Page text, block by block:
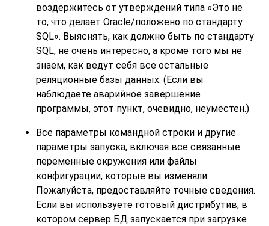
воздержитесь от утверждений типа «Это не
то, что делает Oracle/положено по стандарту
SQL». Выяснять, как должно быть по стандарту
SQL, не очень интересно, а кроме того мы не
знаем, как ведут себя все остальные
реляционные базы данных. (Если вы
наблюдаете аварийное завершение
программы, этот пункт, очевидно, неуместен.)
Все параметры командной строки и другие
параметры запуска, включая все связанные
переменные окружения или файлы
конфигурации, которые вы изменяли.
Пожалуйста, предоставляйте точные сведения.
Если вы используете готовый дистрибутив, в
котором сервер БД запускается при загрузке